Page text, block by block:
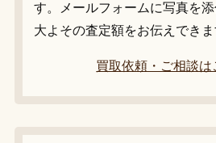
す。メールフォームに写真を
大よその査定額をお伝えできま
買取依頼・ご相談は